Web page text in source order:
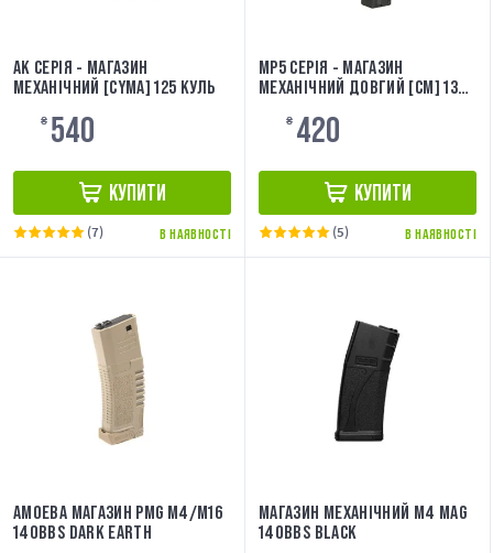
AK СЕРІЯ - МАГАЗИН
МЕХАНІЧНИЙ [CYMA] 125 КУЛЬ
₴ 540
КУПИТИ
В НАЯВНОСТІ
(7)
MP5 СЕРІЯ - МАГАЗИН
МЕХАНІЧНИЙ ДОВГИЙ [CM] 130
₴ 420
КУПИТИ
В НАЯВНОСТІ
(5)
AMOEBA МАГАЗИН PMG M4/M16
140BBS DARK EARTH
МАГАЗИН МЕХАНІЧНИЙ M4 MAG
140BBS BLACK